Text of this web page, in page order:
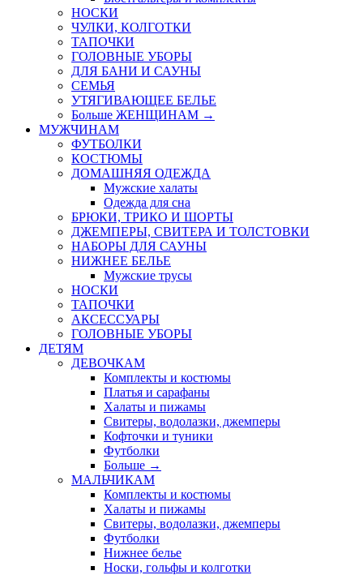
НОСКИ
ЧУЛКИ, КОЛГОТКИ
ТАПОЧКИ
ГОЛОВНЫЕ УБОРЫ
ДЛЯ БАНИ И САУНЫ
СЕМЬЯ
УТЯГИВАЮЩЕЕ БЕЛЬЕ
Больше ЖЕНЩИНАМ →
МУЖЧИНАМ
ФУТБОЛКИ
КОСТЮМЫ
ДОМАШНЯЯ ОДЕЖДА
Мужские халаты
Одежда для сна
БРЮКИ, ТРИКО И ШОРТЫ
ДЖЕМПЕРЫ, СВИТЕРА И ТОЛСТОВКИ
НАБОРЫ ДЛЯ САУНЫ
НИЖНЕЕ БЕЛЬЕ
Мужские трусы
НОСКИ
ТАПОЧКИ
АКСЕССУАРЫ
ГОЛОВНЫЕ УБОРЫ
ДЕТЯМ
ДЕВОЧКАМ
Комплекты и костюмы
Платья и сарафаны
Халаты и пижамы
Свитеры, водолазки, джемперы
Кофточки и туники
Футболки
Больше →
МАЛЬЧИКАМ
Комплекты и костюмы
Халаты и пижамы
Свитеры, водолазки, джемперы
Футболки
Нижнее белье
Носки, гольфы и колготки